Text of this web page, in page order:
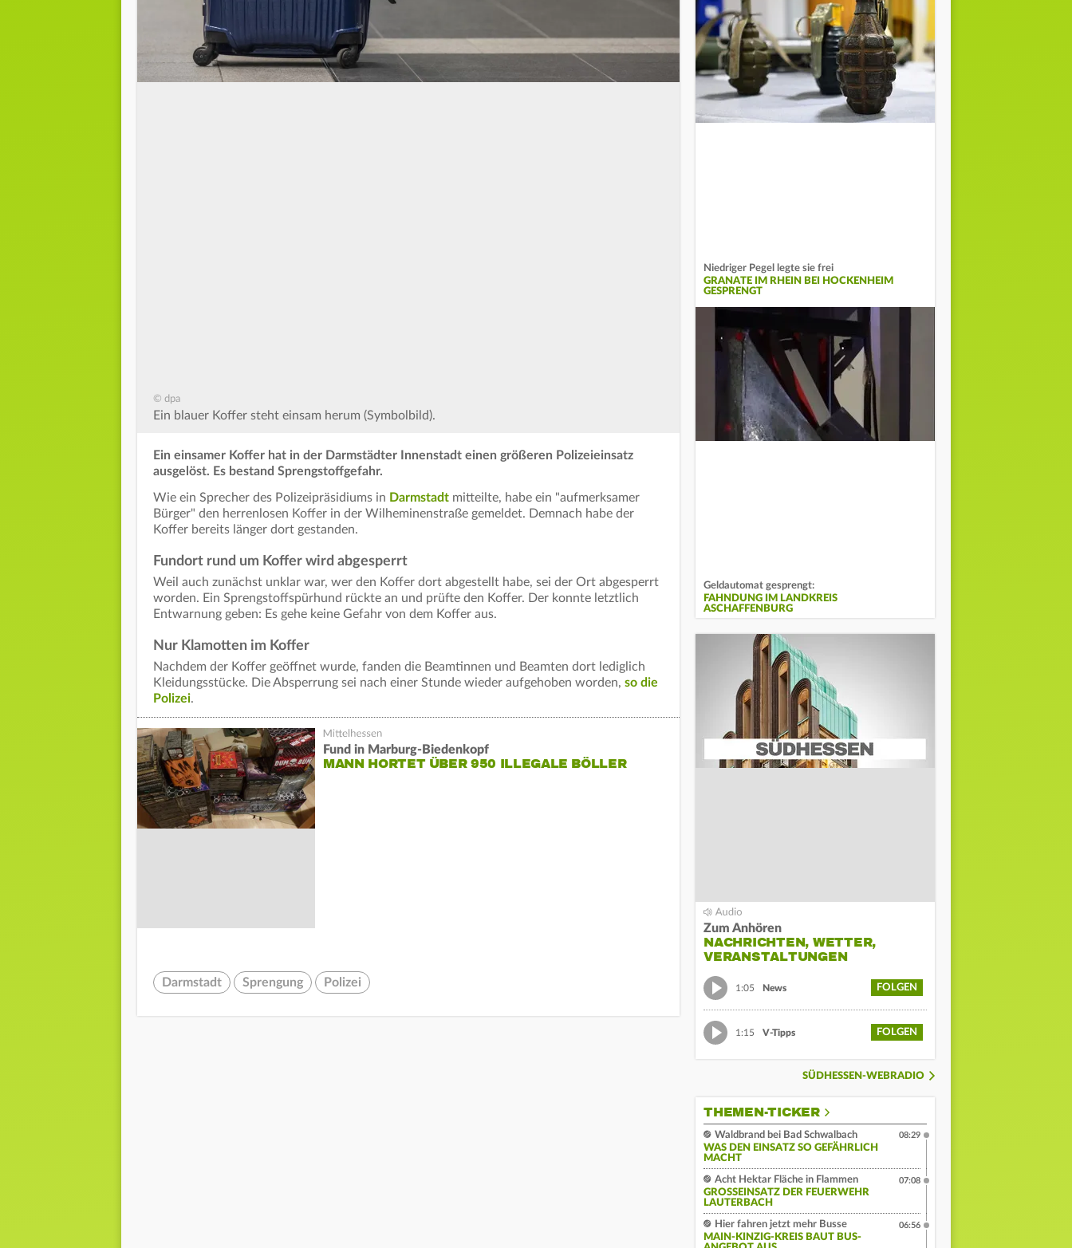
© dpa
Ein blauer Koffer steht einsam herum (Symbolbild).
Ein einsamer Koffer hat in der Darmstädter Innenstadt einen größeren Polizeieinsatz
ausgelöst. Es bestand Sprengstoffgefahr.
Wie ein Sprecher des Polizeipräsidiums in Darmstadt mitteilte, habe ein "aufmerksamer
Bürger" den herrenlosen Koffer in der Wilheminenstraße gemeldet. Demnach habe der
Koffer bereits länger dort gestanden.
Fundort rund um Koffer wird abgesperrt
Weil auch zunächst unklar war, wer den Koffer dort abgestellt habe, sei der Ort abgesperrt
worden. Ein Sprengstoffspürhund rückte an und prüfte den Koffer. Der konnte letztlich
Entwarnung geben: Es gehe keine Gefahr von dem Koffer aus.
Nur Klamotten im Koffer
Nachdem der Koffer geöffnet wurde, fanden die Beamtinnen und Beamten dort lediglich
Kleidungsstücke. Die Absperrung sei nach einer Stunde wieder aufgehoben worden, so die
Polizei.
Fund in Marburg-Biedenkopf
MANN HORTET ÜBER 950 ILLEGALE BÖLLER
Darmstadt Sprengung Polizei
Niedriger Pegel legte sie frei
GRANATE IM RHEIN BEI HOCKENHEIM
GESPRENGT
Geldautomat gesprengt:
FAHNDUNG IM LANDKREIS
ASCHAFFENBURG
Zum Anhören
NACHRICHTEN, WETTER,
VERANSTALTUNGEN
1:05 News FOLGEN
1:15 V-Tipps FOLGEN
SÜDHESSEN-WEBRADIO
THEMEN-TICKER
Waldbrand bei Bad Schwalbach
WAS DEN EINSATZ SO GEFÄHRLICH
MACHT
08:29
Acht Hektar Fläche in Flammen
GROSSEINSATZ DER FEUERWEHR L
AUTERBACH
07:08
Hier fahren jetzt mehr Busse
MAIN-KINZIG-KREIS BAUT BUS-
06:56